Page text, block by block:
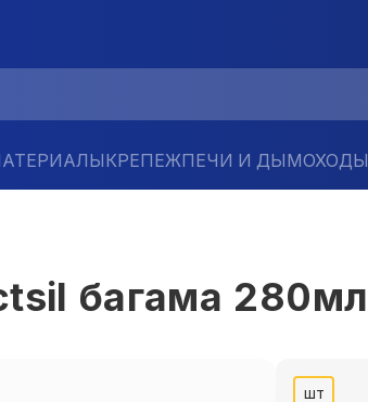
КРЕПЕЖПЕЧИ И ДЫМОХОДЫ
багама 280мл
шт